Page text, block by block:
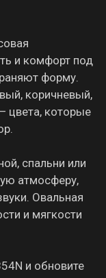
и комфорт под
форму.
коричневый,
цвета, которые
спальни или
атмосферу,
Овальная
и мягкости
и обновите